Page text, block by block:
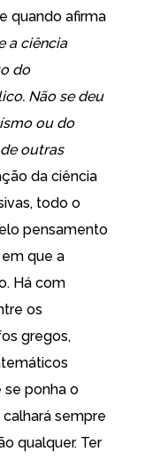
quando afirma
a ciência
do
Não se deu
ou do
outras
da ciência
todo o
pensamento
que a
Há com
os
gregos,
se ponha o
calhará sempre
qualquer. Ter